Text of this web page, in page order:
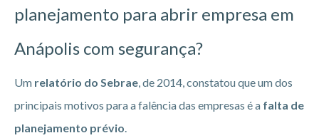
planejamento para abrir empresa em
Anápolis com segurança?
Um relatório do Sebrae, de 2014, constatou que um dos
principais motivos para a falência das empresas é a falta de
planejamento prévio.